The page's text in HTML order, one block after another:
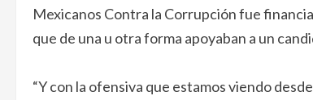
Mexicanos Contra la Corrupción fue
que de una u otra forma apoyaban a un
“Y con la ofensiva que estamos viendo